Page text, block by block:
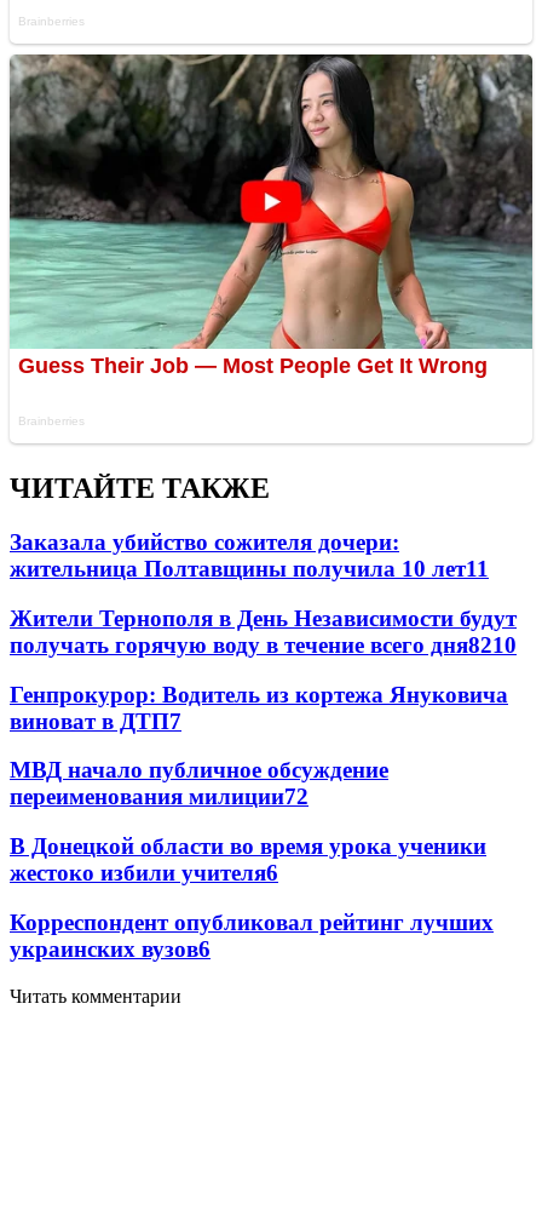
ЧИТАЙТЕ ТАКЖЕ
Заказала убийство сожителя дочери:
жительница Полтавщины получила 10 лет11
Жители Тернополя в День Независимости будут
получать горячую воду в течение всего дня8210
Генпрокурор: Водитель из кортежа Януковича
виноват в ДТП7
МВД начало публичное обсуждение
переименования милиции72
В Донецкой области во время урока ученики
жестоко избили учителя6
Корреспондент опубликовал рейтинг лучших
украинских вузов6
Читать комментарии